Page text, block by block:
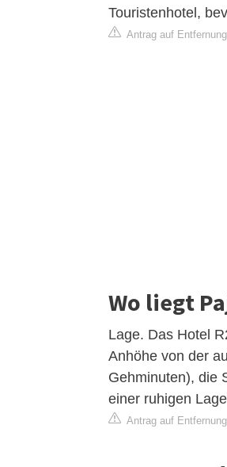
Touristenhotel,
Antrag auf
Wo liegt
Lage. Das Hotel
Anhöhe von der
Gehminuten), die
einer ruhigen
Antrag auf